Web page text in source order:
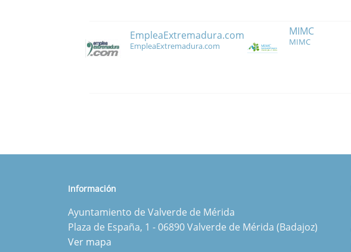
EmpleaExtremadura.com
EmpleaExtremadura.com
MIMC
MIMC
Información
Ayuntamiento de Valverde de Mérida
Plaza de España, 1 - 06890 Valverde de Mérida (Badajoz)
Ver mapa